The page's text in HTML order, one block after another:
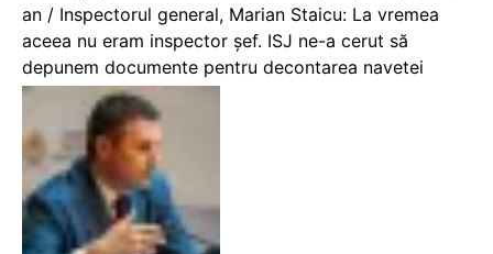
an / Inspectorul general, Marian Staicu: La vremea
aceea nu eram inspector șef. ISJ ne-a cerut să
depunem documente pentru decontarea navetei